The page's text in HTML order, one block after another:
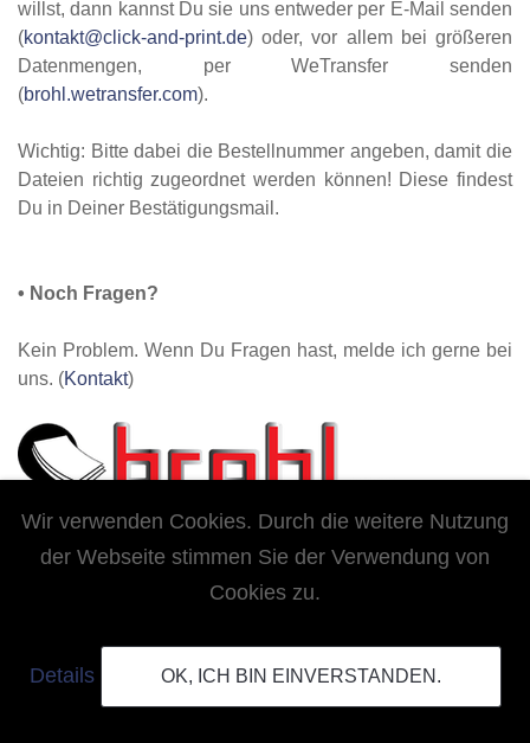
willst, dann kannst Du sie uns entweder per E-Mail senden
(kontakt@click-and-print.de) oder, vor allem bei größeren
Datenmengen, per WeTransfer senden
(brohl.wetransfer.com).
Wichtig: Bitte dabei die Bestellnummer angeben, damit die
Dateien richtig zugeordnet werden können! Diese findest
Du in Deiner Bestätigungsmail.
• Noch Fragen?
Kein Problem. Wenn Du Fragen hast, melde ich gerne bei
uns. (Kontakt)
Upload Lieferzeiten Kontakt
Datenschutz
Impressum
AGB
Wir verwenden Cookies. Durch die weitere Nutzung
der Webseite stimmen Sie der Verwendung von
Cookies zu.
Details OK, ICH BIN EINVERSTANDEN.